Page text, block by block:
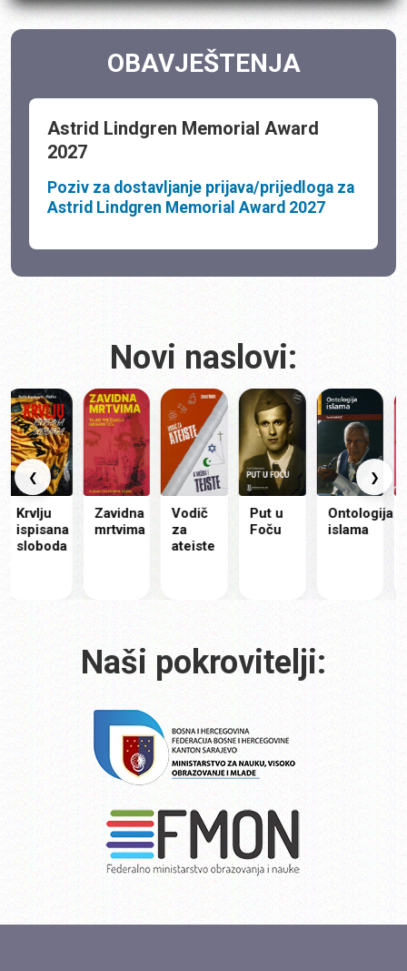
OBAVJEŠTENJA
Astrid Lindgren Memorial Award
2027
Poziv za dostavljanje prijava/prijedloga za
Astrid Lindgren Memorial Award 2027
Novi naslovi:
❮
Zavidna
mrtvima
Vodič
ateiste
Put u
Foču
Ontologija
islama
❯
Naši pokrovitelji: